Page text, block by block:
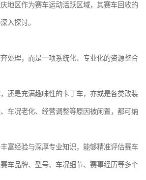
地区作为赛车运动活跃区域，其赛车回收的
入探讨。
处理，而是一项系统化、专业化的资源整合
还是充满趣味性的卡丁车，亦或是各类改装
车况老化、经营调整等原因被闲置，都可纳
富经验与深厚专业知识，能够精准评估赛车
车品牌、型号、车况细节、赛事经历等多个